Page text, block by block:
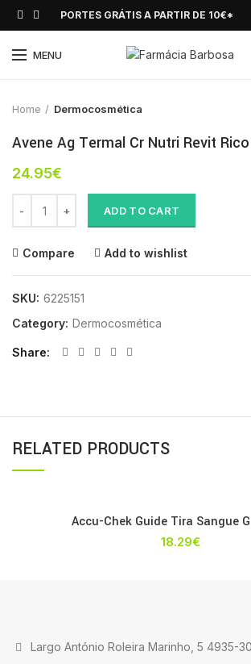
PORTES GRÁTIS A PARTIR DE 10€*
MENUClick to enlarge
Home Dermocosmética
Avene Ag Termal Cr Nutri Revit
24.95€
ADD TO CART
Compare Add to wishlist
SKU: 6225151
Category: Dermocosmética
Share
RELATED PRODUCTS
Accu-Chek Guide Tira Sangue
18.29€
Largo António Roleira Marinho, 5 4935-